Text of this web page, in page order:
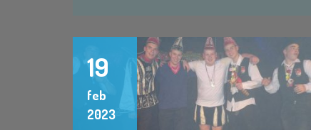
19
feb
2023